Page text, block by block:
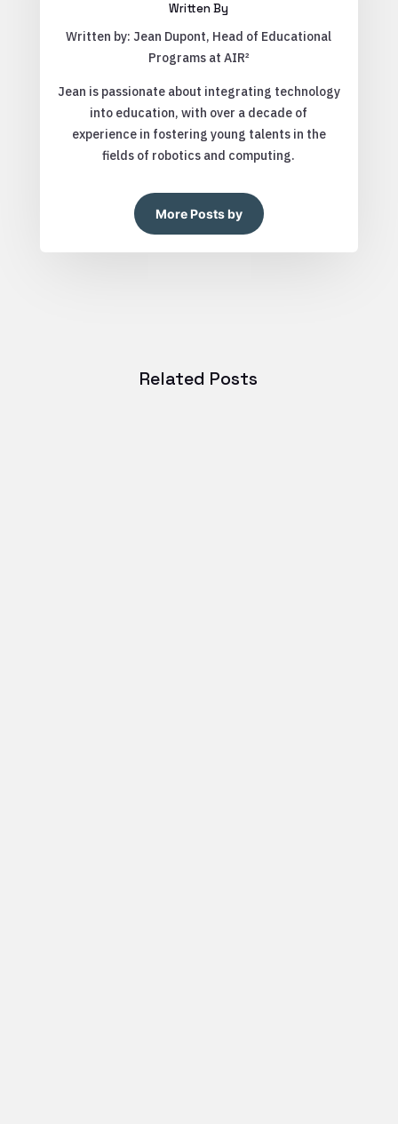
Written By
Written by: Jean Dupont, Head of Educational
Programs at AIR²
Jean is passionate about integrating technology
into education, with over a decade of
experience in fostering young talents in the
fields of robotics and computing.
More Posts by
Related Posts